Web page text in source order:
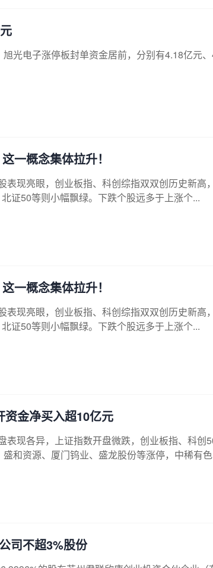
光电子涨停板封单资金居前，分别有4.18亿元
一概念集体拉升！
表现亮眼，创业板指、科创综指双双创历史新高
证50等则小幅飘绿。下跌个股远多于上涨个...
一概念集体拉升！
表现亮眼，创业板指、科创综指双双创历史新高
证50等则小幅飘绿。下跌个股远多于上涨个...
金净买入超10亿元
表现各异，上证指数开盘微跌，创业板指、科创
和资源、厦门钨业、盛龙股份等涨停，中稀有
司不超3%股份